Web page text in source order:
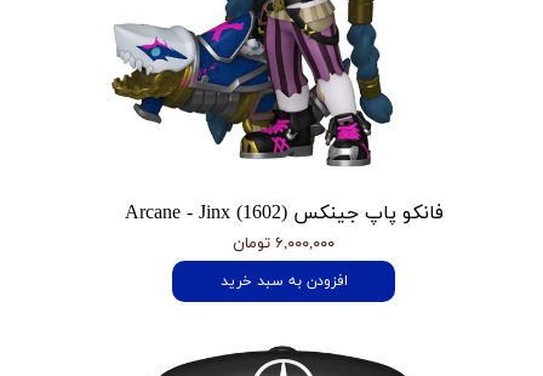
فانکو پاپ جینکس Arcane - Jinx (1602)
۶,۰۰۰,۰۰۰ تومان
افزودن به سبد خرید